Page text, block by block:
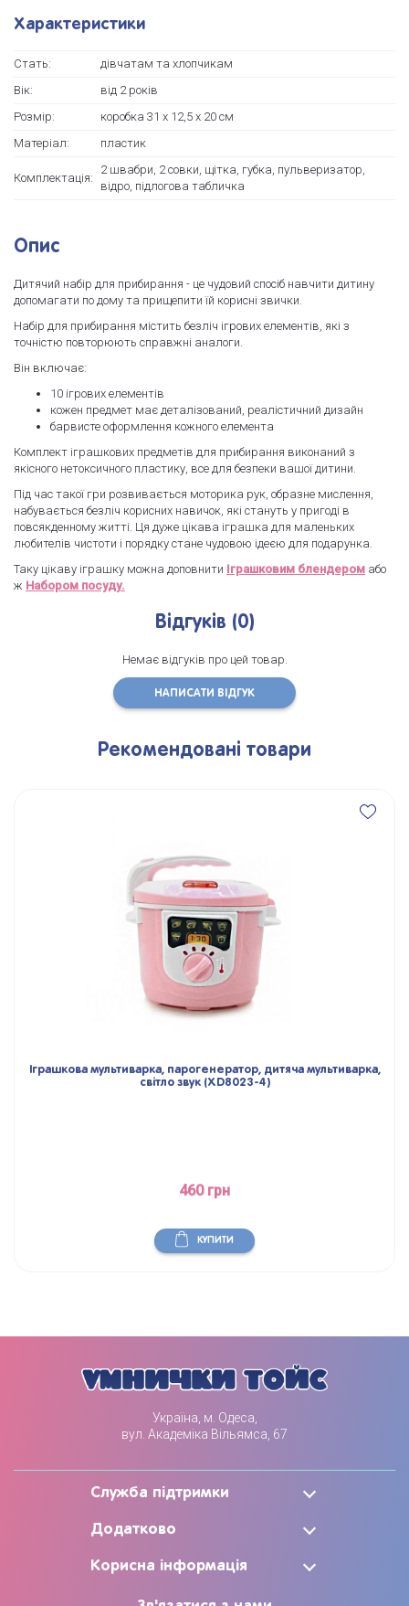
Характеристики
Стать:
дiвчатам та хлопчикам
Вік:
вiд 2 рокiв
Розмір:
коробка 31 х 12,5 х 20 см
Матеріал:
пластик
Комплектація:
2 швабри, 2 совки, щітка, губка, пульверизатор,
відро, підлогова табличка
Опис
Дитячий набір для прибирання - це чудовий спосіб навчити дитину
допомагати по дому та прищепити їй корисні звички.
Набір для прибирання містить безліч ігрових елементів, які з
точністю повторюють справжні аналоги.
Він включає:
10 ігрових елементів
кожен предмет має деталізований, реалістичний дизайн
барвисте оформлення кожного елемента
Комплект іграшкових предметів для прибирання виконаний з
якісного нетоксичного пластику, все для безпеки вашої дитини.
Під час такої гри розвивається моторика рук, образне мислення,
набувається безліч корисних навичок, які стануть у пригоді в
повсякденному житті. Ця дуже цікава іграшка для маленьких
любителів чистоти і порядку стане чудовою ідеєю для подарунка.
Таку цікаву іграшку можна доповнити Іграшковим блендером або
ж Набором посуду.
Відгуків (0)
Немає відгуків про цей товар.
НАПИСАТИ ВІДГУК
Рекомендовані товари
Іграшкова мультиварка, парогенератор, дитяча мультиварка,
світло звук (XD8023-4)
460 грн
КУПИТИ
Україна, м. Одеса,
вул. Академіка Вільямса, 67
Служба підтримки
Додатково
Корисна інформація